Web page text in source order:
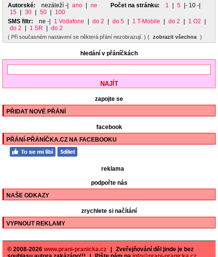
Autorské:
nezáleží -| ano ne Počet na stránku: 1 5
|- 10 -|
15
30 50
100
SMS filtr:
ne -| 1 Vodafone do 2 do 5 1 T-Mobile do 2 1 O2
do 2
1 SR do 2
( Při současném nastavení se některá přání nezobrazují. ) ( zobrazit všechna )
hledání v přáníčkách
zapojte se
PŘIDAT NOVÉ PŘÁNÍ
facebook
PŘÁNÍ-PŘÁNÍČKA.CZ NA FACEBOOKU
reklama
podpořte nás
NAŠE ODKAZY
zrychlete si načítání
VYPNOUT REKLAMY
© 2008-2026 www.prani-pranicka.cz
Zveřejňování děl jinde je bez